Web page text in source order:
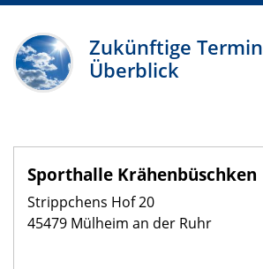
Zukünftige
Überblick
Sporthalle Krähenbüschken
Strippchens Hof 20
45479 Mülheim an der Ruhr